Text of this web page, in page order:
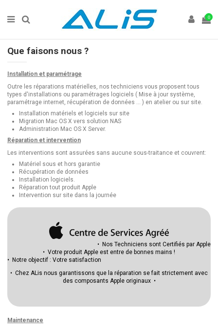
0
Que faisons nous ?
Installation et paramétrage
Outre les réparations matérielles, nos techniciens vous proposent tous
types d'installations ou paramétrages logiciels ( Mise à jour système,
paramétrage internet, récupération de données ... ) en atelier ou sur site.
Installation matériels et logiciels sur site
Migration Mac OS X vers solution NAS
Administration Mac OS X Server.
Réparation et intervention
Les interventions sont assurées sans aucune sous-traitance et couvrent:
Matériel sous et hors garantie
Récupération de données
Installation logiciels.
Réparation tout produit Apple
Intervention sur site dans la journée
• Nos Techniciens sont Certifiés par Apple
• Votre produit Apple est entre de bonnes mains !
• Notre objectif : Votre satisfaction
• Chez ALis nous garantissons que la réparation se fait strictement avec
des composants Apple originaux •
Maintenance